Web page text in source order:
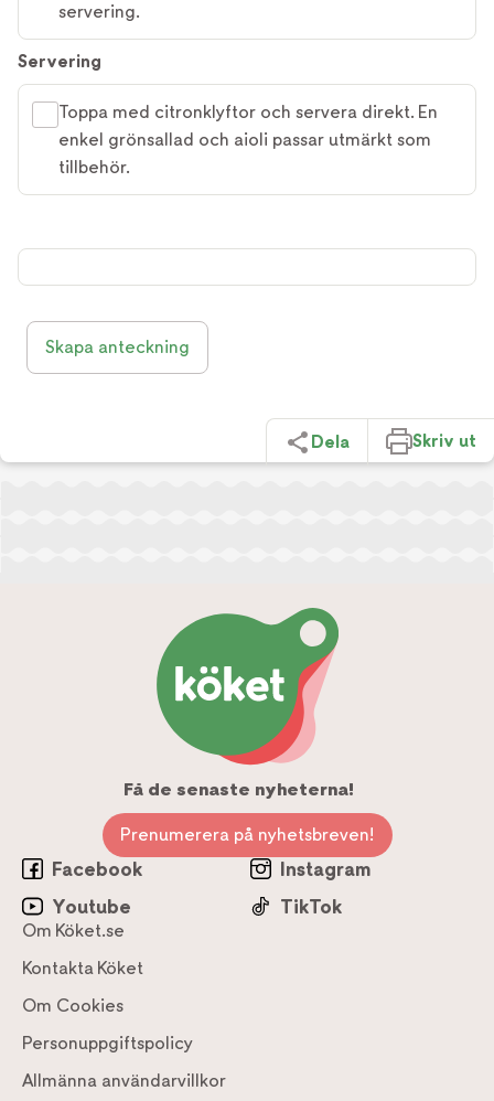
servering.
Servering
Toppa med citronklyftor och servera direkt. En
enkel grönsallad och aioli passar utmärkt som
tillbehör.
Skapa anteckning
Dela Skriv ut
Få de senaste nyheterna!
Prenumerera på nyhetsbreven!
Facebook
Instagram
Youtube
TikTok
Om Köket.se
Kontakta Köket
Om Cookies
Personuppgiftspolicy
Allmänna användarvillkor